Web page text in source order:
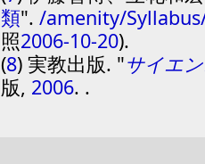
類 . /amenity/
照2006-10-20).
(8) 実教出版.
サイエ
版, 2006. .